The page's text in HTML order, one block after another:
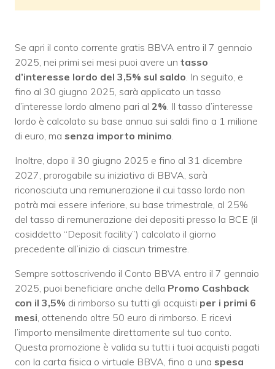
Se apri il conto corrente gratis BBVA entro il 7 gennaio
2025, nei primi sei mesi puoi avere un tasso
d’interesse lordo del 3,5% sul saldo . In seguito, e
fino al 30 giugno 2025, sarà applicato un tasso
d’interesse lordo almeno pari al 2% . Il tasso d’interesse
lordo è calcolato su base annua sui saldi fino a 1 milione
di euro, ma senza importo minimo
Inoltre, dopo il 30 giugno 2025 e fino al 31 dicembre
2027, prorogabile su iniziativa di BBVA, sarà
riconosciuta una remunerazione il cui tasso lordo non
potrà mai essere inferiore, su base trimestrale, al 25%
del tasso di remunerazione dei depositi presso la BCE (il
cosiddetto “Deposit facility”) calcolato il giorno
precedente all’inizio di ciascun trimestre.
Sempre sottoscrivendo il Conto BBVA entro il 7 gennaio
2025, puoi beneficiare anche della Promo Cashback
con il 3,5% di rimborso su tutti gli acquisti per i primi 6
mesi , ottenendo oltre 50 euro di rimborso. E ricevi
l’importo mensilmente direttamente sul tuo conto.
Questa promozione è valida su tutti i tuoi acquisti pagati
con la carta fisica o virtuale BBVA, fino a una spesa